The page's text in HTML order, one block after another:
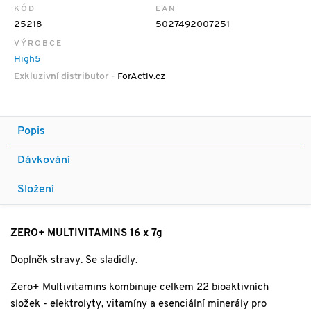
KÓD
25218
EAN
5027492007251
VÝROBCE
High5
Exkluzivní distributor - ForActiv.cz
Popis
Dávkování
Složení
ZERO+ MULTIVITAMINS 16 x 7g
Doplněk stravy. Se sladidly.
Zero+ Multivitamins kombinuje celkem 22 bioaktivních
složek - elektrolyty, vitamíny a esenciální minerály pro